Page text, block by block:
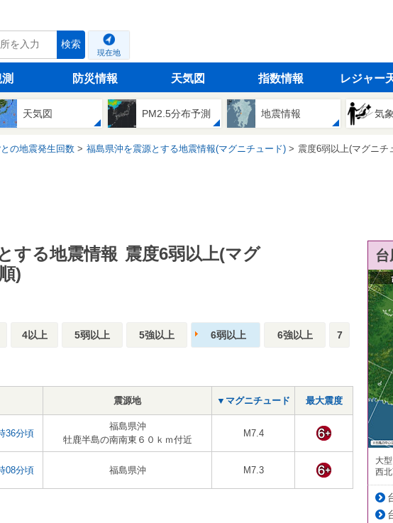
検索
現在地
防災情報 天気図 指数情報 レジャー
天気図 PM2.5分布予測 地震情報 気
の地震発生回数 福島県沖を震源とする地震情報(マグニチュード) 震度6弱以上(マグニチ
する地震情報 震度6弱以上(マグ
)
4以上 5弱以上 5強以上 6弱以上 6強以上 7
震源地 ▼マグニチュード 最大震度
36分頃
福島県沖
牡鹿半島の南南東６０ｋｍ付近
M7.4
08分頃 福島県沖 M7.3
大
西